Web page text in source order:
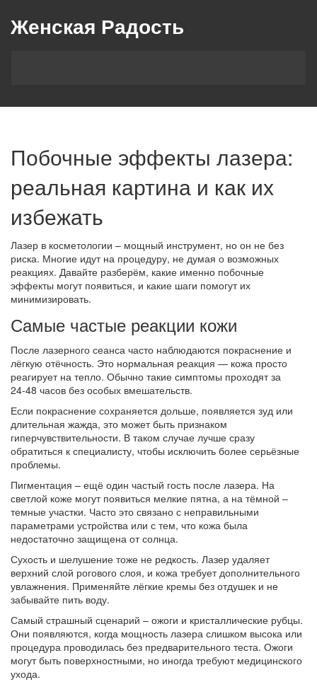
Женская Радость
Побочные эффекты лазера:
реальная картина и как их
избежать
Лазер в косметологии – мощный инструмент, но он не без
риска. Многие идут на процедуру, не думая о возможных
реакциях. Давайте разберём, какие именно побочные
эффекты могут появиться, и какие шаги помогут их
минимизировать.
Самые частые реакции кожи
После лазерного сеанса часто наблюдаются покраснение и
лёгкую отёчность. Это нормальная реакция — кожа просто
реагирует на тепло. Обычно такие симптомы проходят за
24‑48 часов без особых вмешательств.
Если покраснение сохраняется дольше, появляется зуд или
длительная жажда, это может быть признаком
гиперчувствительности. В таком случае лучше сразу
обратиться к специалисту, чтобы исключить более серьёзные
проблемы.
Пигментация – ещё один частый гость после лазера. На
светлой коже могут появиться мелкие пятна, а на тёмной –
темные участки. Часто это связано с неправильными
параметрами устройства или с тем, что кожа была
недостаточно защищена от солнца.
Сухость и шелушение тоже не редкость. Лазер удаляет
верхний слой рогового слоя, и кожа требует дополнительного
увлажнения. Применяйте лёгкие кремы без отдушек и не
забывайте пить воду.
Самый страшный сценарий – ожоги и кристаллические рубцы.
Они появляются, когда мощность лазера слишком высока или
процедура проводилась без предварительного теста. Ожоги
могут быть поверхностными, но иногда требуют медицинского
ухода.